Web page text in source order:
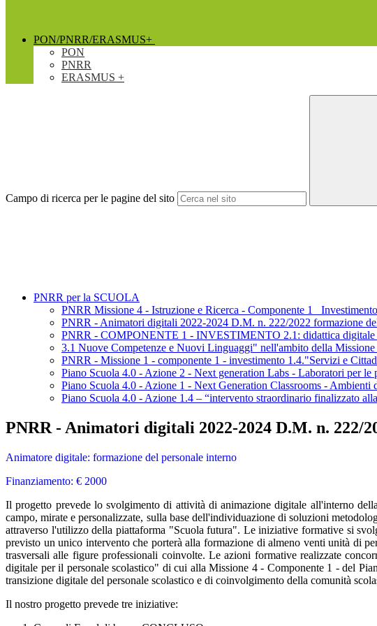
PON/PNRR/ERASMUS+
PON
PNRR
ERASMUS +
Campo di ricerca per le pagine del sito
PNRR per la SCUOLA
PNRR Missione 4 - Istruzione e Ricerca - Componente 1
PNRR - Animatori digitali 2022-2024 D.M. n. 222/2022 formazione
PNRR - COMPONENTE 1 - INVESTIMENTO 2.1: didattica digitale
3.1 Nuove Competenze e Nuovi Linguaggi" nell'ambito della
PNRR - Missione 1 - componente 1 - investimento 1.4."Servizi e
Piano Scuola 4.0 - Azione 2 - Next generation Labs - Laboratori per
Piano Scuola 4.0 - Azione 1 - Next Generation Classrooms - Ambienti
Piano Scuola 4.0 - Azione 1.4 – “intervento straordinario finalizzato
PNRR - Animatori digitali 2022-2024 D.M. n. 222/
Animatore digitale: formazione del personale interno
Finanziamento: € 2000
Il progetto prevede lo svolgimento di attività di animazione digitale all'interno
campo, mirate e personalizzate, sulla base dell'individuazione di soluzioni
attraverso l'utilizzo della piattaforma "Scuola futura". Le iniziative formative si
previsto un unico intervento che porterà alla formazione di almeno venti unità di
trasversali alle figure professionali coinvolte. Le azioni formative realizzate
digitale per il personale scolastico" di cui alla Missione 4 - Componente 1 - del
transizione digitale del personale scolastico e di coinvolgimento della comunità
Il nostro progetto prevede tre iniziative: